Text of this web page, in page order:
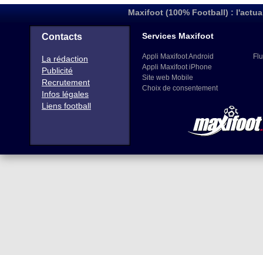
Maxifoot (100% Football) :
Contacts
La rédaction
Publicité
Recrutement
Infos légales
Liens football
Services Maxifoot
Appli Maxifoot Android
Appli Maxifoot iPhone
Site web Mobile
Choix de consentement